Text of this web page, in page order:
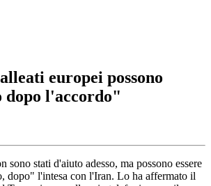
europei possono
dopo l'accordo"
sono stati d'aiuto adesso, ma possono essere
dopo" l'intesa con l'Iran. Lo ha affermato il